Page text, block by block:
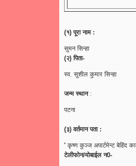
(१) पूरा नाम :
सुमन सिन्हा
(२) पिता-
स्व. सुशील कुमार सिन्हा
जन्म स्थान:
पटना
(३) वर्तमान पता :
'कृष्ण कुञ्ज अपार्टमेन्ट बेहिंद
टेलीफोन/मोबाईल न0-